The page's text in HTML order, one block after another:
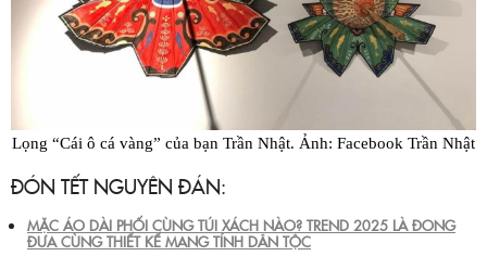
Lọng “Cái ô cá vàng” của bạn Trần Nhật. Ảnh: Facebook Trần Nhật
ĐÓN TẾT NGUYÊN ĐÁN:
MẶC ÁO DÀI PHỐI CÙNG TÚI XÁCH NÀO? TREND 2025 LÀ ĐONG
ĐƯA CÙNG THIẾT KẾ MANG TÍNH DÂN TỘC